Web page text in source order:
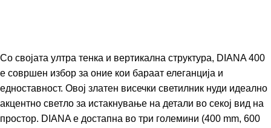
Со својата ултра тенка и вертикална структура, DIANA 400
е совршен избор за оние кои бараат елеганција и
едноставност. Овој златен висечки светилник нуди идеално
акцентно светло за истакнување на детали во секој вид на
простор. DIANA е достапна во три големини (400 mm, 600